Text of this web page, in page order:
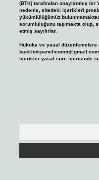
(BTK) tarafından onaylanmış bir
nedenle, sitedeki içerikleri
yükümlülüğümüz
sorumluluğunu taşımakta olup,
etmiş sayılırlar.
Hukuka ve yasal
backlinkpanelicomtr@gmail.com
içerikler yasal süre içerisinde